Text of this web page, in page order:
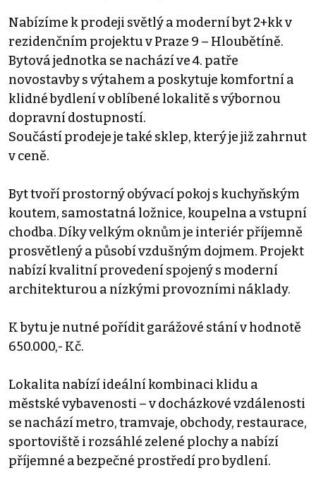
Nabízíme k prodeji světlý a moderní byt 2+kk v
rezidenčním projektu v Praze 9 – Hloubětíně.
Bytová jednotka se nachází ve 4. patře
novostavby s výtahem a poskytuje komfortní a
klidné bydlení v oblíbené lokalitě s výbornou
dopravní dostupností.
Součástí prodeje je také sklep, který je již zahrnut
v ceně.
Byt tvoří prostorný obývací pokoj s kuchyňským
koutem, samostatná ložnice, koupelna a vstupní
chodba. Díky velkým oknům je interiér příjemně
prosvětlený a působí vzdušným dojmem. Projekt
nabízí kvalitní provedení spojený s moderní
architekturou a nízkými provozními náklady.
K bytu je nutné pořídit garážové stání v hodnotě
650.000,- Kč.
Lokalita nabízí ideální kombinaci klidu a
městské vybavenosti – v docházkové vzdálenosti
se nachází metro, tramvaje, obchody, restaurace,
sportoviště i rozsáhlé zelené plochy a nabízí
příjemné a bezpečné prostředí pro bydlení.